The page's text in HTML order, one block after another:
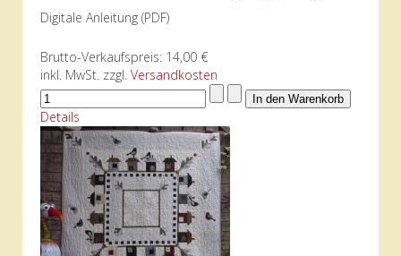
Digitale Anleitung (PDF)
Brutto-Verkaufspreis: 14,00 €
inkl. MwSt. zzgl. Versandkosten
Details